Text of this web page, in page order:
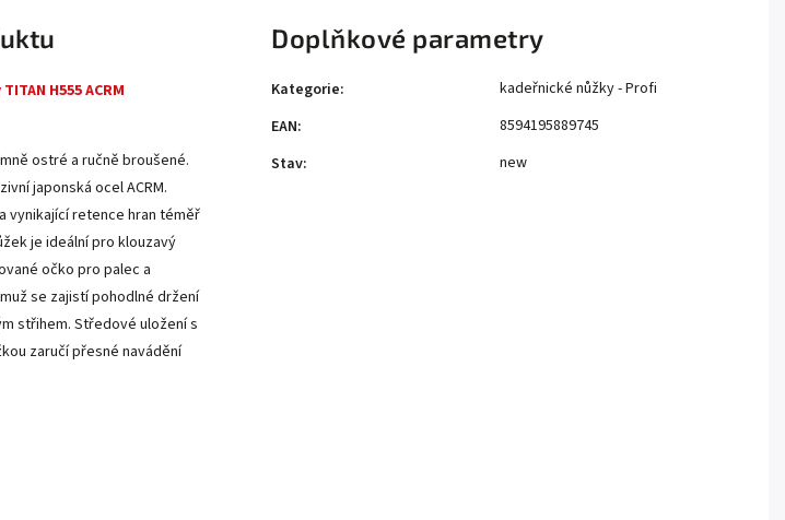
H555 ACRM
ostré a ručně broušené.
japonská ocel ACRM.
vynikající retence hran téměř
je ideální pro klouzavý
očko pro palec a
se zajistí pohodlné držení
střihem. Středové uložení s
zaručí přesné navádění
Doplňkové parametry
Kategorie:
kadeřnické nůžky - Profi
EAN:
8594195889745
Stav: new